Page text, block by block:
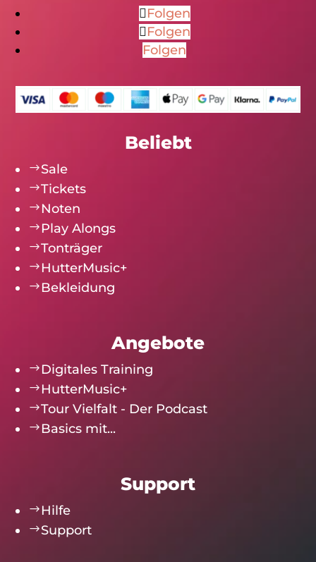
Folgen
Folgen
Folgen
Beliebt
$Sale
$Tickets
$ Noten
$ Play Alongs
$Tonträger
$ HutterMusic+
$ Bekleidung
Angebote
$Digitales Training
$HutterMusic+
$Tour Vielfalt - Der Podcast
$Basics mit...
Support
$Hilfe
$Support